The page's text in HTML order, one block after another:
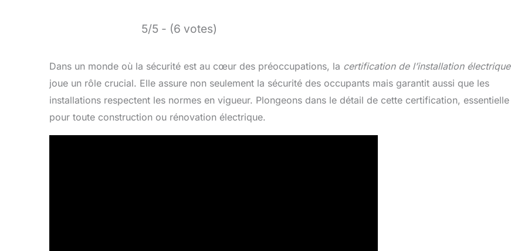
5/5 - (6 votes)
Dans un monde où la sécurité est au cœur des préoccupations, la certification de l’installation électrique
joue un rôle crucial. Elle assure non seulement la sécurité des occupants mais garantit aussi que les
installations respectent les normes en vigueur. Plongeons dans le détail de cette certification, essentielle
pour toute construction ou rénovation électrique.